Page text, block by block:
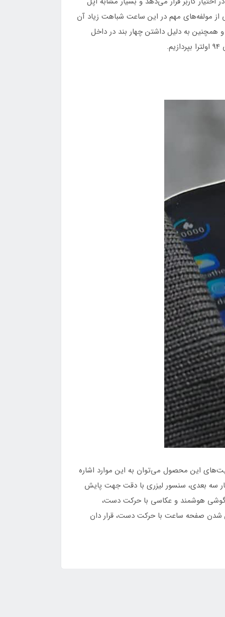
مولفه‌های مهم در این ساعت شباهت زیاد آن
به دلیل داشتن چهار بند در داخل
این محصول می‌توان به این موارد اشاره
سه بعدی، سنسور لیزری با دقت جهت پایش
گوشی هوشمند و عکاسی با حرکت دست،
صفحه ساعت با حرکت دست، قرار دان